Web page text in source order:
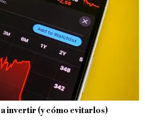
invertir (y cómo evitarlos)